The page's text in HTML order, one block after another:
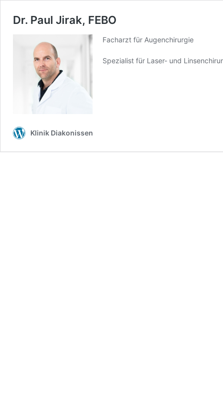
Dr. Paul Jirak, FEBO
Facharzt für Augenchirurgie
Spezialist für Laser- und
Klinik Diakonissen